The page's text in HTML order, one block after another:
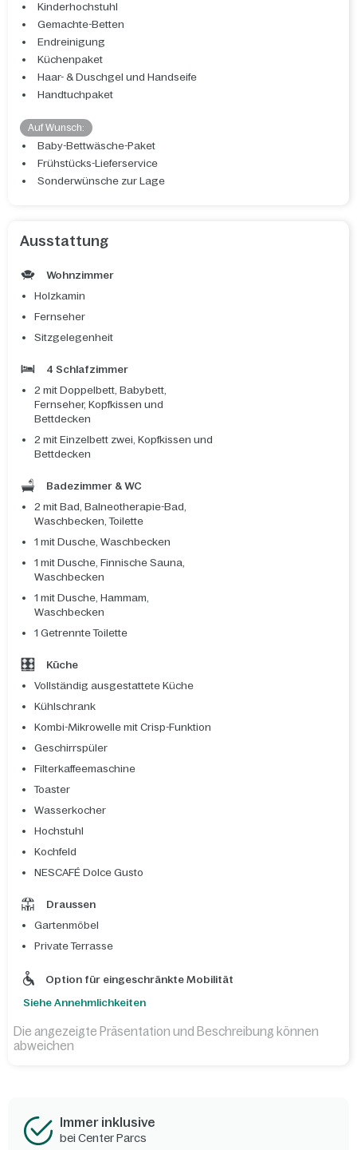
Kinderhochstuhl
Gemachte-Betten
Endreinigung
Küchenpaket
Haar- & Duschgel und Handseife
Handtuchpaket
Auf Wunsch:
Baby-Bettwäsche-Paket
Frühstücks-Lieferservice
Sonderwünsche zur Lage
Ausstattung
Wohnzimmer
Holzkamin
Fernseher
Sitzgelegenheit
4 Schlafzimmer
2 mit Doppelbett, Babybett,
Fernseher, Kopfkissen und
Bettdecken
2 mit Einzelbett zwei, Kopfkissen und
Bettdecken
Badezimmer & WC
2 mit Bad, Balneotherapie-Bad,
Waschbecken, Toilette
1 mit Dusche, Waschbecken
1 mit Dusche, Finnische Sauna,
Waschbecken
1 mit Dusche, Hammam,
Waschbecken
1 Getrennte Toilette
Küche
Vollständig ausgestattete Küche
Kühlschrank
Kombi-Mikrowelle mit Crisp-Funktion
Geschirrspüler
Filterkaffeemaschine
Toaster
Wasserkocher
Hochstuhl
Kochfeld
NESCAFÉ Dolce Gusto
Draussen
Gartenmöbel
Private Terrasse
Option für eingeschränkte Mobilität
Siehe Annehmlichkeiten
Die angezeigte Präsentation und Beschreibung können
abweichen
Immer inklusive
bei Center Parcs